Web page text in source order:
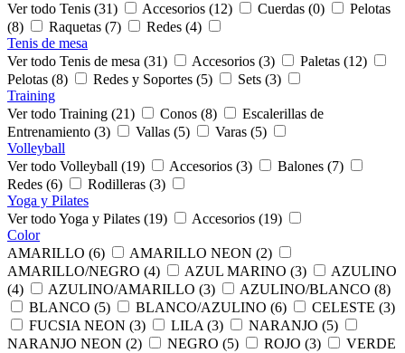
Ver todo Tenis (31)
Accesorios (12) Cuerdas (0)
Pelotas
(8)
Raquetas (7)
Redes (4)
Tenis de mesa
Ver todo Tenis de mesa (31)
Accesorios (3)
Paletas (12)
Pelotas (8)
Redes y Soportes (5)
Sets (3)
Training
Ver todo Training (21)
Conos (8)
Escalerillas de
Entrenamiento (3)
Vallas (5)
Varas (5)
Volleyball
Ver todo Volleyball (19)
Accesorios (3)
Balones (7)
Redes (6)
Rodilleras (3)
Yoga y Pilates
Ver todo Yoga y Pilates (19)
Accesorios (19)
Color
AMARILLO (6)
AMARILLO NEON (2)
AMARILLO/NEGRO (4)
AZUL MARINO (3)
AZULINO
(4)
AZULINO/AMARILLO (3)
AZULINO/BLANCO (8)
BLANCO (5)
BLANCO/AZULINO (6)
CELESTE (3)
FUCSIA NEON (3)
LILA (3)
NARANJO (5)
NARANJO NEON (2)
NEGRO (5) ROJO (3)
VERDE